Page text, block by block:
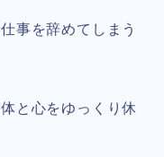
事を辞めてしまう
と心をゆっくり休